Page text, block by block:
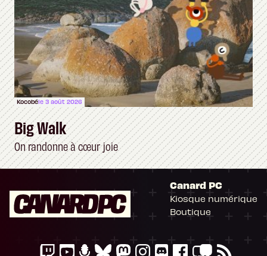
Kocobéle 3 août 2026
Big Walk
On randonne à cœur joie
Canard PC
Kiosque numérique
Boutique